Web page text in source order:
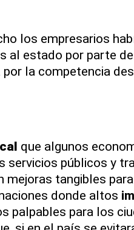
los empresarios
al estado por parte
la competencia
que algunos
servicios públicos y
tangibles
donde altos
palpables para los